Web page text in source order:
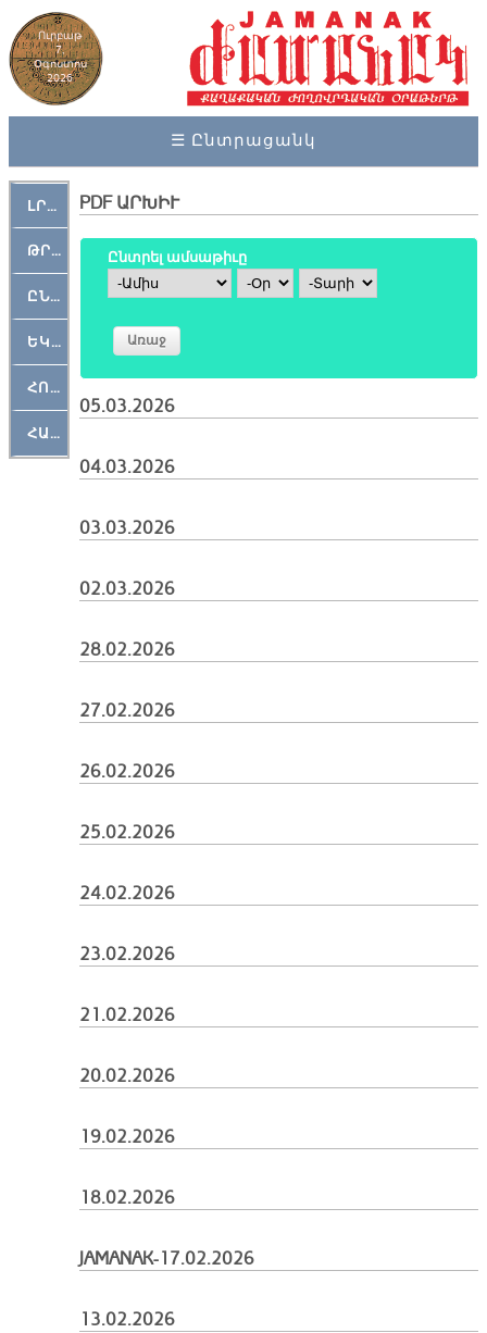
Ուրբաթ
7,
Օգոստոս
2026
☰ Ընտրացանկ
ԼՐԱՀՈՍ
ԹՐՔԱՀԱՅ ԿԵԱՆՔ
ԸՆԿԵՐԱՄՇԱԿՈՒԹԱՅԻՆ
ԵԿԵՂԵՑԱԿԱՆ
ՀՈԳԵՄՏԱՒՈՐ
ՀԱՐԹԱԿ
PDF ԱՐԽԻՒ
Ընտրել ամսաթիւը
Ամիս
Օր Տարի
05.03.2026
04.03.2026
03.03.2026
02.03.2026
28.02.2026
27.02.2026
26.02.2026
25.02.2026
24.02.2026
23.02.2026
21.02.2026
20.02.2026
19.02.2026
18.02.2026
JAMANAK-17.02.2026
13.02.2026